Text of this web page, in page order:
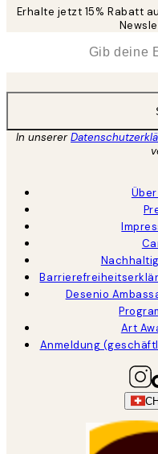
Erhalte jetzt 15% Rabatt
In unserer
Desenio
Art
Anmeldung